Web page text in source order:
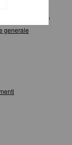
tutte le procedure
generale